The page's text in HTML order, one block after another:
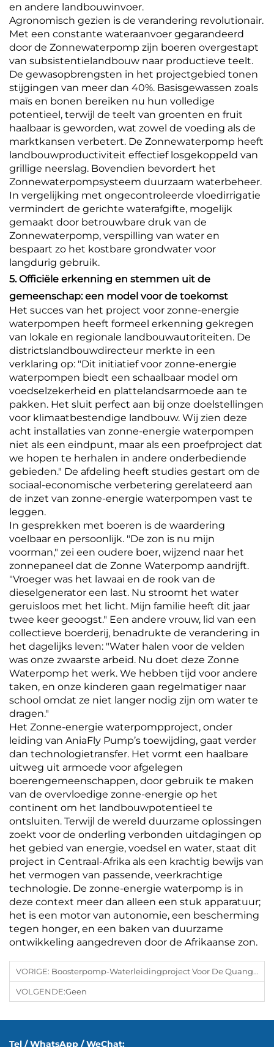
en andere landbouwinvoer.
Agronomisch gezien is de verandering revolutionair.
Met een constante wateraanvoer gegarandeerd
door de Zonnewaterpomp zijn boeren overgestapt
van subsistentielandbouw naar productieve teelt.
De gewasopbrengsten in het projectgebied tonen
stijgingen van meer dan 40%. Basisgewassen zoals
maïs en bonen bereiken nu hun volledige
potentieel, terwijl de teelt van groenten en fruit
haalbaar is geworden, wat zowel de voeding als de
marktkansen verbetert. De Zonnewaterpomp heeft
landbouwproductiviteit effectief losgekoppeld van
grillige neerslag. Bovendien bevordert het
Zonnewaterpompsysteem duurzaam waterbeheer.
In vergelijking met ongecontroleerde vloedirrigatie
vermindert de gerichte waterafgifte, mogelijk
gemaakt door betrouwbare druk van de
Zonnewaterpomp, verspilling van water en
bespaart zo het kostbare grondwater voor
langdurig gebruik.
5. Officiële erkenning en stemmen uit de
gemeenschap: een model voor de toekomst
Het succes van het project voor zonne-energie
waterpompen heeft formeel erkenning gekregen
van lokale en regionale landbouwautoriteiten. De
districtslandbouwdirecteur merkte in een
verklaring op: "Dit initiatief voor zonne-energie
waterpompen biedt een schaalbaar model om
voedselzekerheid en plattelandsarmoede aan te
pakken. Het sluit perfect aan bij onze doelstellingen
voor klimaatbestendige landbouw. Wij zien deze
acht installaties van zonne-energie waterpompen
niet als een eindpunt, maar als een proefproject dat
we hopen te herhalen in andere onderbediende
gebieden." De afdeling heeft studies gestart om de
sociaal-economische verbetering gerelateerd aan
de inzet van zonne-energie waterpompen vast te
leggen.
In gesprekken met boeren is de waardering
voelbaar en persoonlijk. "De zon is nu mijn
voorman," zei een oudere boer, wijzend naar het
zonnepaneel dat de Zonne Waterpomp aandrijft.
"Vroeger was het lawaai en de rook van de
dieselgenerator een last. Nu stroomt het water
geruisloos met het licht. Mijn familie heeft dit jaar
twee keer geoogst." Een andere vrouw, lid van een
collectieve boerderij, benadrukte de verandering in
het dagelijks leven: "Water halen voor de velden
was onze zwaarste arbeid. Nu doet deze Zonne
Waterpomp het werk. We hebben tijd voor andere
taken, en onze kinderen gaan regelmatiger naar
school omdat ze niet langer nodig zijn om water te
dragen."
Het Zonne-energie waterpompproject, onder
leiding van AniaFly Pump’s toewijding, gaat verder
dan technologietransfer. Het vormt een haalbare
uitweg uit armoede voor afgelegen
boerengemeenschappen, door gebruik te maken
van de overvloedige zonne-energie op het
continent om het landbouwpotentieel te
ontsluiten. Terwijl de wereld duurzame oplossingen
zoekt voor de onderling verbonden uitdagingen op
het gebied van energie, voedsel en water, staat dit
project in Centraal-Afrika als een krachtig bewijs van
het vermogen van passende, veerkrachtige
technologie. De zonne-energie waterpomp is in
deze context meer dan alleen een stuk apparatuur;
het is een motor van autonomie, een bescherming
tegen honger, en een baken van duurzame
ontwikkeling aangedreven door de Afrikaanse zon.
VORIGE: Boosterpomp-Waterleidingproject Voor De Quang Son Cementfabriek In Vietnam Precisiedruk: Hoe Op Maat Gebouwde Boosterpompen De Industriële Opmars Van Vietnam Aandrijven
VOLGENDE:Geen
Tel / WhatsApp / WeChat: